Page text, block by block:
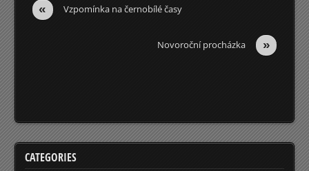
« Vzpomínka na černobílé časy
»
Novoroční procházka
CATEGORIES